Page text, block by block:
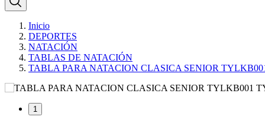
Inicio
DEPORTES
NATACIÓN
TABLAS DE NATACIÓN
TABLA PARA NATACION CLASICA SENIOR
1